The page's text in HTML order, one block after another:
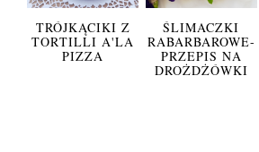
TRÓJKĄCIKI Z
TORTILLI A'LA
PIZZA
ŚLIMACZKI
RABARBAROWE-
PRZEPIS NA
DROŻDŻÓWKI